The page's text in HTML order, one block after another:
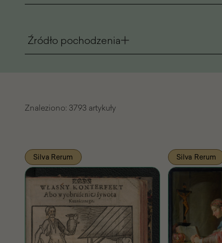
Źródło pochodzenia
Znaleziono: 3793 artykuły
Lista
znalezionych
artykułów
Pasażu
Wiedzy
Silva Rerum Silva Rerum